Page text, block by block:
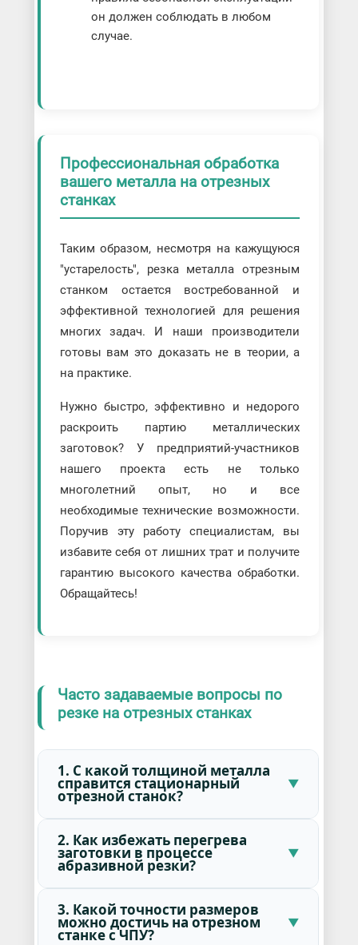
он должен соблюдать в любом
случае.
Профессиональная обработка
вашего металла на отрезных
станках
Таким образом, несмотря на кажущуюся
"устарелость", резка металла отрезным
станком остается востребованной и
эффективной технологией для решения
многих задач. И наши производители
готовы вам это доказать не в теории, а
на практике.
Нужно быстро, эффективно и недорого
раскроить партию металлических
заготовок? У предприятий-участников
нашего проекта есть не только
многолетний опыт, но и все
необходимые технические возможности.
Поручив эту работу специалистам, вы
избавите себя от лишних трат и получите
гарантию высокого качества обработки.
Обращайтесь!
Часто задаваемые вопросы по
резке на отрезных станках
1. С какой толщиной металла
справится стационарный
отрезной станок?
2. Как избежать перегрева
заготовки в процессе
абразивной резки?
3. Какой точности размеров
можно достичь на отрезном
станке с ЧПУ?